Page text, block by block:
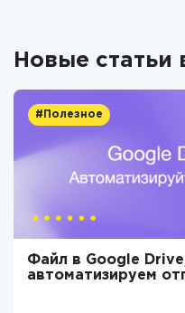
Новые статьи
#Полезное
Файл в Google
автоматизируем